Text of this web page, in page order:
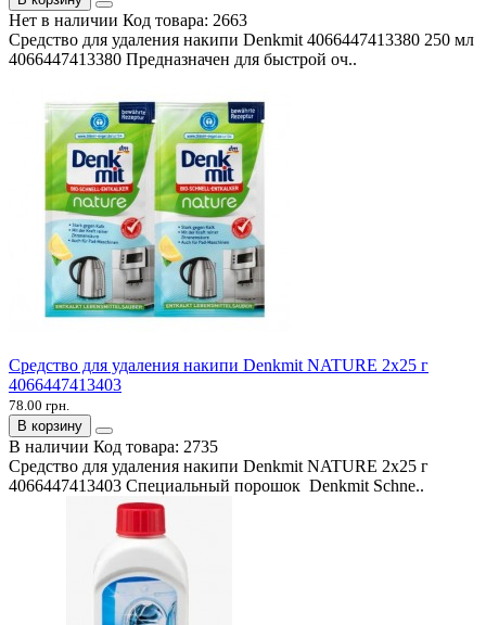
Нет в наличии Код товара: 2663
Средство для удаления накипи Denkmit 4066447413380 250 мл
4066447413380 Предназначен для быстрой оч..
Средство для удаления накипи Denkmit NATURE 2х25 г
4066447413403
78.00 грн.
В корзину
В наличии Код товара: 2735
Средство для удаления накипи Denkmit NATURE 2х25 г
4066447413403 Специальный порошок Denkmit Schne..